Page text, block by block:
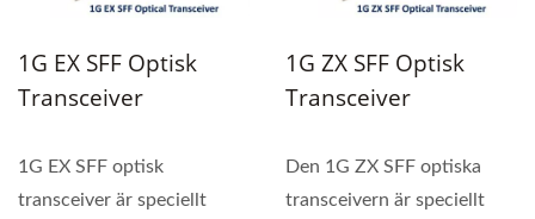
1G EX SFF Optisk
Transceiver
1G EX SFF optisk
transceiver är speciellt
1G ZX SFF Optisk
Transceiver
Den 1G ZX SFF optiska
transceivern är speciellt